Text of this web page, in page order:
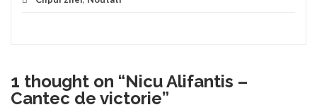
1 thought on “Nicu Alifantis –
Cantec de victorie”